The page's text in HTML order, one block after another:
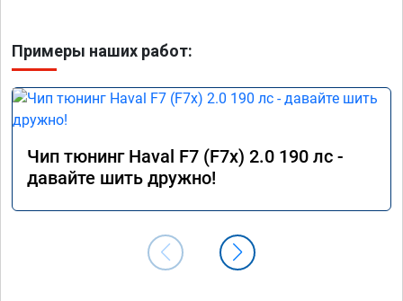
Примеры наших работ:
Чип тюнинг Haval F7 (F7x) 2.0 190 лс -
давайте шить дружно!